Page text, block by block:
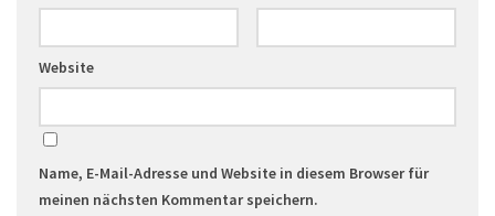
Website
Name, E-Mail-Adresse und Website in diesem Browser für
meinen nächsten Kommentar speichern.